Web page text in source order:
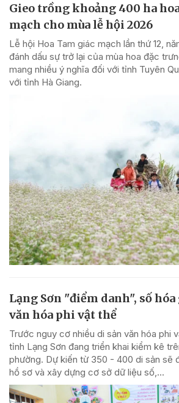
Gieo trồng khoảng 400 ha
mạch cho mùa lễ hội 2026
Lễ hội Hoa Tam giác mạch lần thứ 12,
đánh dấu sự trở lại của mùa hoa đặc
mang nhiều ý nghĩa đối với tỉnh Tuyên
với tỉnh Hà Giang.
Lạng Sơn "điểm danh", số
văn hóa phi vật thể
Trước nguy cơ nhiều di sản văn hóa phi
tỉnh Lạng Sơn đang triển khai kiểm kê
phường. Dự kiến từ 350 - 400 di sản sẽ
hồ sơ và xây dựng cơ sở dữ liệu số,...